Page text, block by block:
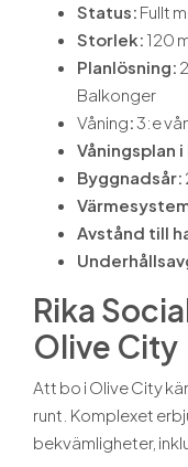
Status: Fullt
Storlek: 120
Planlösning:
Balkonger
Våning:3:e
Våningsplan
Byggnadsår:
Avstånd till
Rika
Olive City
Att bo i Olive City
runt. Komplexet
bekvämligheter,